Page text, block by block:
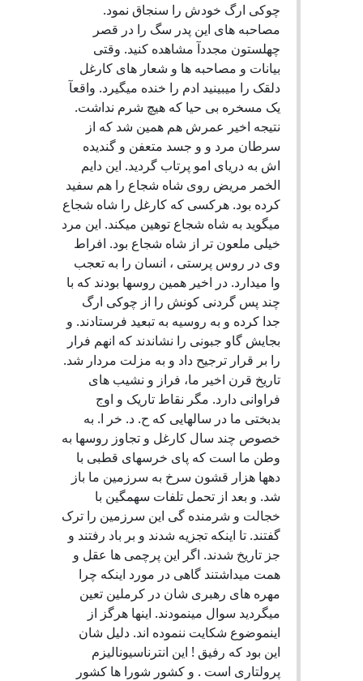
چوکی ارگ خودش را سنجاق نمود.
مصاحبه های این پدر سگ را در قصر
چهلستون مجددآ مشاهده کنید. وقتی
بیانات و مصاحبه ها و شعار های کارغل
دلقک را میبینید ادم را خنده میگیرد. واقعآ
یک مسخره بی حیا که هیچ شرم نداشت.
نتیجه اخیر عمرش هم همین شد که از
سرطان مرد و و جسد متعفن و گندیده
اش به دریای امو پرتاب گردید. این دایم
الخمر مریض روی شاه شجاع را هم سفید
کرده بود. هرکسی که کارغل را شاه شجاع
میگوید به شاه شجاع توهین میکند. این مرد
خیلی ملعون تر از شاه شجاع بود. افراط
وی در روس پرستی ، انسان را به تعجب
وا میدارد. در اخیر همین روسها بودند که با
چند پس گردنی کونش را از چوکی ارگ
جدا کرده و به روسیه به تبعید فرستادند. و
بجایش گاو جبونی را نشاندند که انهم فرار
را بر قرار ترجیح داد و به مزلت مردار شد.
تاریخ قرن اخیر ما، فراز و نشیب های
فراوانی دارد. مگر نقاط تاریک و اوج
بدبختی ما در سالهایی که ح. د. خر ا. به
خصوص چند سال کارغل و تجاوز روسها به
وطن ما است که پای خرسهای قطبی با
دهها هزار قشون سرخ به سرزمین ما باز
شد. و بعد از تحمل تلفات سهمگین با
خجالت و شرمنده گی این سرزمین را ترک
گفتند. تا اینکه تجزیه شدند و بر باد رفتند و
جز تاریخ شدند. اگر این پرچمی ها عقل و
همت میداشتند گاهی در مورد اینکه چرا
مهره های رهبری شان در کرملین تعین
میگردید سوال مینمودند. اینها هرگز از
اینموضوع شکایت ننموده اند. دلیل شان
این بود که رفیق ! این انترناسیونالیزم
پرولتاری است . و کشور شورا ها کشور